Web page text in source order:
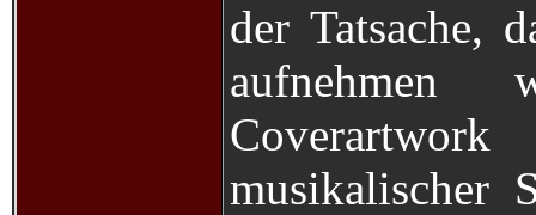
der Tatsache,
aufnehmen
musikalischer